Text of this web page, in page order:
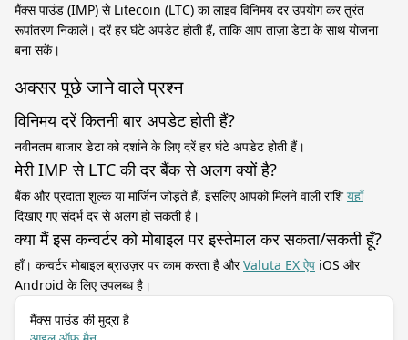
मैंक्स पाउंड (IMP) से Litecoin (LTC) का लाइव विनिमय दर उपयोग कर तुरंत
रूपांतरण निकालें। दरें हर घंटे अपडेट होती हैं, ताकि आप ताज़ा डेटा के साथ योजना
बना सकें।
अक्सर पूछे जाने वाले प्रश्न
विनिमय दरें कितनी बार अपडेट होती हैं?
नवीनतम बाजार डेटा को दर्शाने के लिए दरें हर घंटे अपडेट होती हैं।
मेरी IMP से LTC की दर बैंक से अलग क्यों है?
बैंक और प्रदाता शुल्क या मार्जिन जोड़ते हैं, इसलिए आपको मिलने वाली राशियहाँ
दिखाए गए संदर्भ दर से अलग हो सकती है।
क्या मैं इस कन्वर्टर को मोबाइल पर इस्तेमाल कर सकता/सकती हूँ?
हाँ। कन्वर्टर मोबाइल ब्राउज़र पर काम करता है औरValuta EX ऐप iOS और
Android के लिए उपलब्ध है।
मैंक्स पाउंड की मुद्रा है